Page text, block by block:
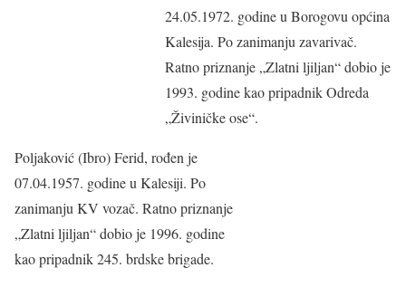
24.05.1972. godine u Borogovu općina
Kalesija. Po zanimanju zavarivač.
Ratno priznanje „Zlatni ljiljan“ dobio je
1993. godine kao pripadnik Odreda
„Živiničke ose“.
Poljaković (Ibro) Ferid, rođen je
07.04.1957. godine u Kalesiji. Po
zanimanju KV vozač. Ratno priznanje
„Zlatni ljiljan“ dobio je 1996. godine
kao pripadnik 245. brdske brigade.